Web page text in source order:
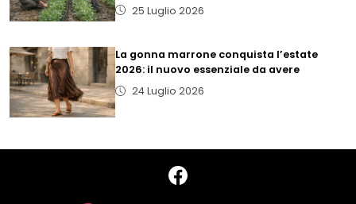
25 Luglio 2026
La gonna marrone conquista l’estate
2026: il nuovo essenziale da avere
24 Luglio 2026